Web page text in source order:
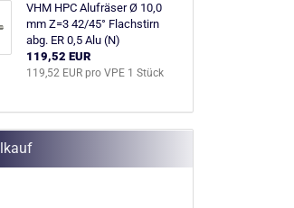
VHM HPC Alufräser Ø 10,0
mm Z=3 42/45° Flachstirn
abg. ER 0,5 Alu (N)
119,52 EUR
119,52 EUR pro VPE 1 Stück